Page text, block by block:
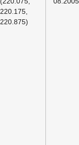
220.175,
220.875)